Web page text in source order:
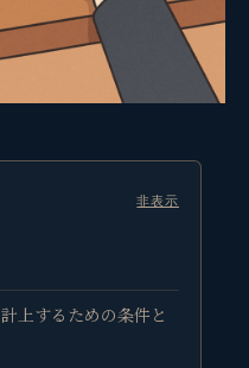
非表示
上するための条件と